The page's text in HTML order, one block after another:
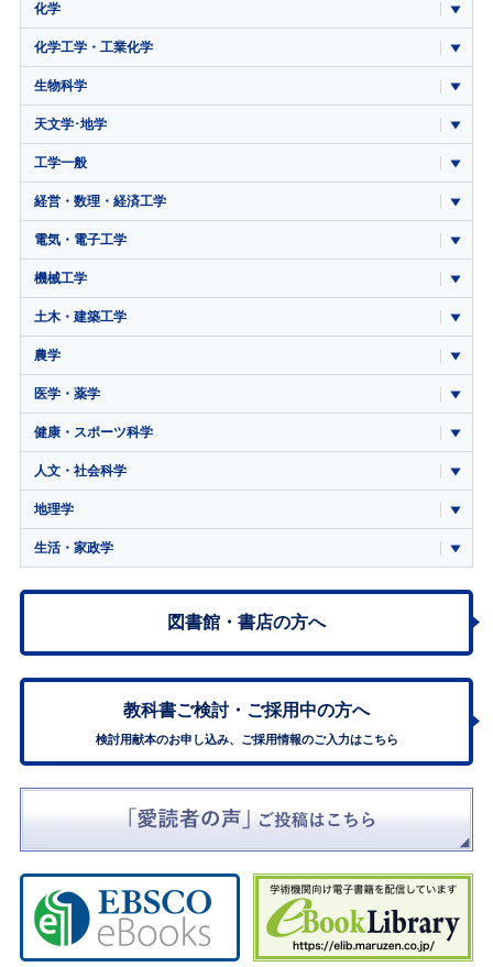
化学
化学工学・工業化学
生物科学
天文学･地学
工学一般
経営・数理・経済工学
電気・電子工学
機械工学
土木・建築工学
農学
医学・薬学
健康・スポーツ科学
人文・社会科学
地理学
生活・家政学
図書館・書店の方へ
教科書ご検討・ ご採用中の方へ
検討用献本のお申し込み、ご採用情報のご入力はこちら